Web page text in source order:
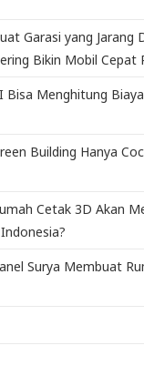
Garasi yang Jarang
Bikin Mobil Cepat
Bisa Menghitung
Building Hanya
Cetak 3D Akan
Surya Membuat